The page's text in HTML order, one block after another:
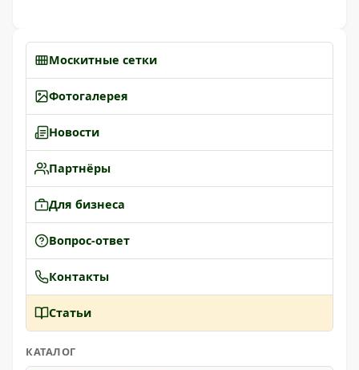
Москитные сетки
Фотогалерея
Новости
Партнёры
Для бизнеса
Вопрос-ответ
Контакты
Статьи
КАТАЛОГ